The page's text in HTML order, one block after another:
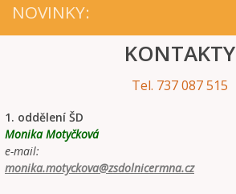
NOVINKY:
KONTAKTY
Tel. 737 087 515
1. oddělení ŠD
Monika Motyčková
e-mail:
monika.motyckova@zsdolnicermna.cz